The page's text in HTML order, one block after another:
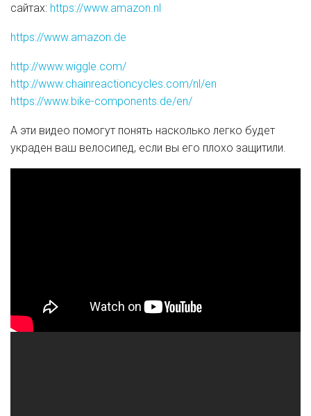
сайтах: https://www.amazon.nl
https://www.amazon.de
http://www.wiggle.com/
http://www.chainreactioncycles.com/nl/en
https://www.bike-components.de/en/
А эти видео помогут понять насколько легко будет
украден ваш велосипед, если вы его плохо защитили.